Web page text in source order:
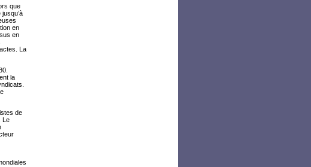
que
en
en
La
la
de
Le